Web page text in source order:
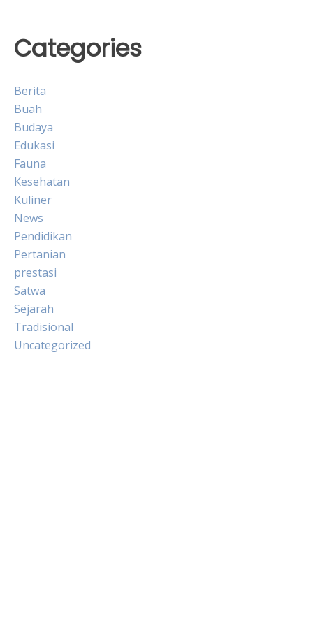
Categories
Berita
Buah
Budaya
Edukasi
Fauna
Kesehatan
Kuliner
News
Pendidikan
Pertanian
prestasi
Satwa
Sejarah
Tradisional
Uncategorized